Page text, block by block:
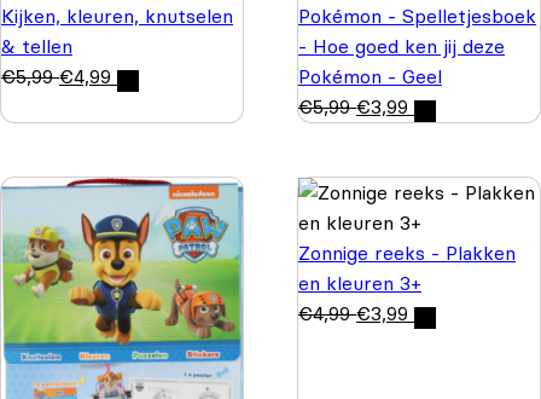
Kijken, kleuren, knutselen
& tellen
€5,99 €4,99
Pokémon - Spelletjesboek
- Hoe goed ken jij deze
Pokémon - Geel
€5,99 €3,99
Zonnige reeks - Plakken
en kleuren 3+
€4,99 €3,99